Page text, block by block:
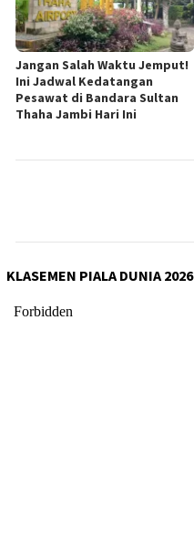
Jangan Salah Waktu Jemput!
Ini Jadwal Kedatangan
Pesawat di Bandara Sultan
Thaha Jambi Hari Ini
KLASEMEN PIALA DUNIA 2026